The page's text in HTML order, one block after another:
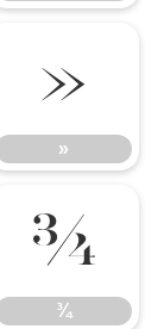
»
»
¾
¾